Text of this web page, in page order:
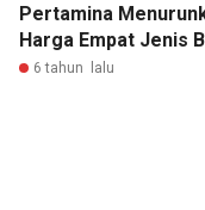
Pertamina
Harga Empat Jenis
6 tahun lalu